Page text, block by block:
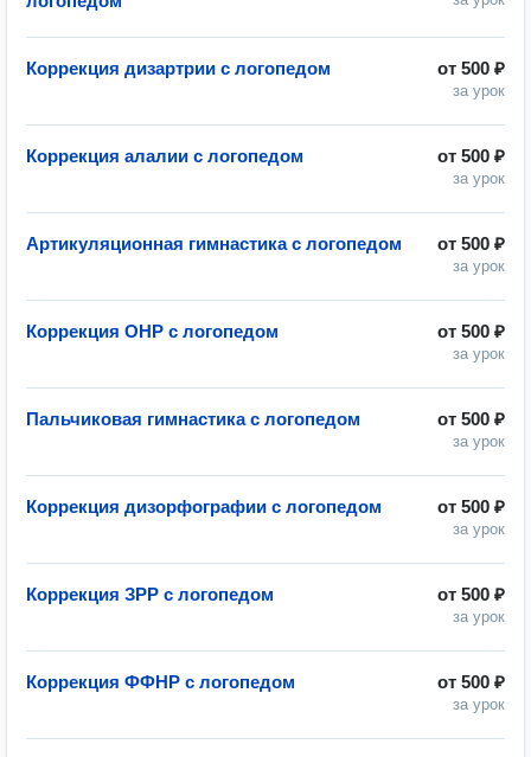
от 500 ₽
за урок
Коррекция дизартрии с логопедом
от 500 ₽
за урок
Коррекция алалии с логопедом
от 500 ₽
за урок
Артикуляционная гимнастика с логопедом
от 500 ₽
за урок
Коррекция ОНР с логопедом
от 500 ₽
за урок
Пальчиковая гимнастика с логопедом
от 500 ₽
за урок
Коррекция дизорфографии с логопедом
от 500 ₽
за урок
Коррекция ЗРР с логопедом
от 500 ₽
за урок
Коррекция ФФНР с логопедом